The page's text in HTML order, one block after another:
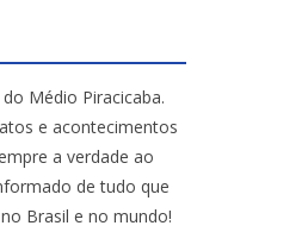
Médio Piracicaba.
e acontecimentos
a verdade ao
de tudo que
Brasil e no mundo!